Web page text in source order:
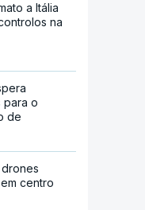
a Itália
na
para o
de
centro